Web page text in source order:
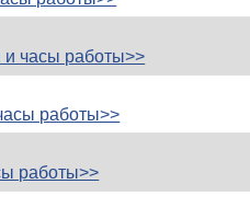
часы работы>>
работы>>
работы>>